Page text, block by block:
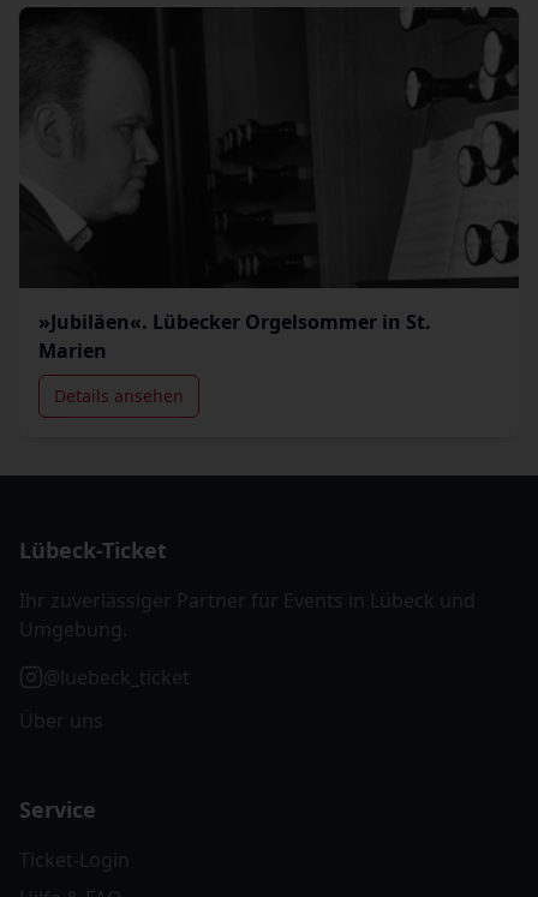
»Jubiläen«. Lübecker Orgelsommer in St.
Marien
Details ansehen
Lübeck-Ticket
Ihr zuverlässiger Partner für Events in Lübeck und
Umgebung.
@luebeck_ticket
Über uns
Service
Ticket-Login